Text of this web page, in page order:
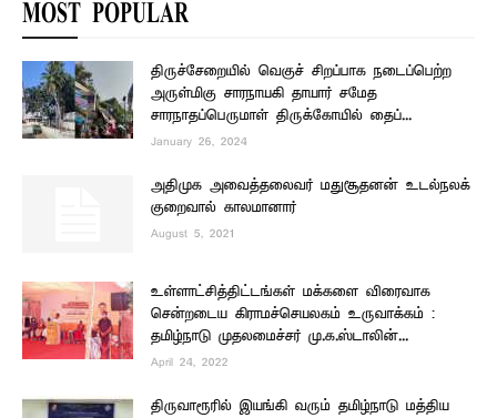
MOST POPULAR
திருச்சேறையில் வெகுச் சிறப்பாக நடைப்பெற்ற
அருள்மிகு சாரநாயகி தாயார் சமேத
சாரநாதப்பெருமாள் திருக்கோயில் தைப்...
January 26, 2024
அதிமுக அவைத்தலைவர் மதுசூதனன் உடல்நலக்
குறைவால் காலமானார்
August 5, 2021
உள்ளாட்சித்திட்டங்கள் மக்களை விரைவாக
சென்றடைய கிராமச்செயலகம் உருவாக்கம் :
தமிழ்நாடு முதலமைச்சர் மு.க.ஸ்டாலின்...
April 24, 2022
திருவாரூரில் இயங்கி வரும் தமிழ்நாடு மத்திய